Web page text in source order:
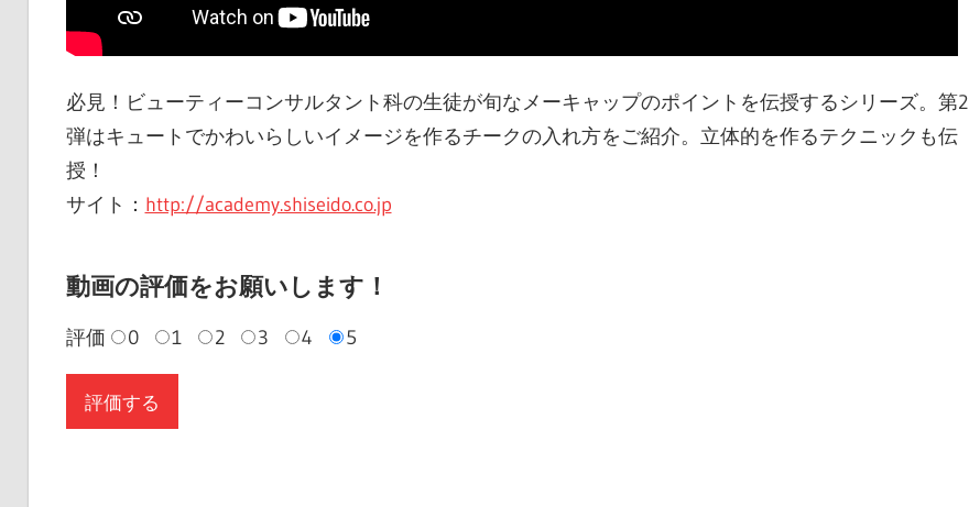
必見！ビューティーコンサルタント科の生徒が旬なメーキャップのポイントを伝授するシリーズ。第2
弾はキュートでかわいらしいイメージを作るチークの入れ方をご紹介。立体的を作るテクニックも伝
授！
サイト： http://academy.shiseido.co.jp
動画の評価をお願いします！
評価 0 1 2 3 4 5